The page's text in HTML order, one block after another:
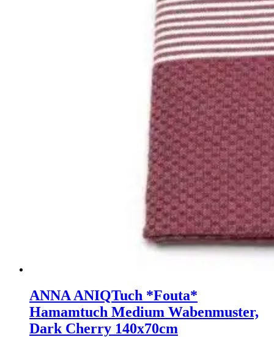
ANNA ANIQTuch *Fouta*
Hamamtuch Medium Wabenmuster,
Dark Cherry 140x70cm